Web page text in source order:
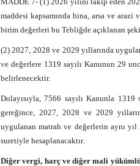
maddesi kapsamında bina, arsa ve arazi
birim değerleri bu Tebliğde açıklanan
(2) 2027, 2028 ve 2029 yıllarında
ve değerlere 1319 sayılı Kanunun 29
belirlenecektir.
Dolayısıyla, 7566 sayılı Kanunla
gereğince, 2027, 2028 ve 2029
uygulanan matrah ve değerlerin aynı yıl
suretiyle hesaplanacaktır.
Diğer vergi, harç ve diğer mali